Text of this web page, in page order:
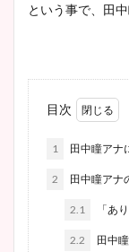
という事で、田
目次
1 田中瞳アナ
2 田中瞳アナ
2.1 「あ
2.2 田中